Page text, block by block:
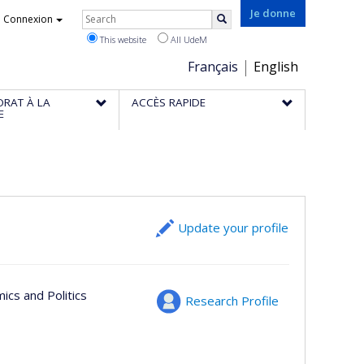
Je donne
Choix
de
la
Français English
Connexion Rechercher
This website All UdeM
À LA ACCÈS RAPIDE
Update your profile
Research Profile
and Politics